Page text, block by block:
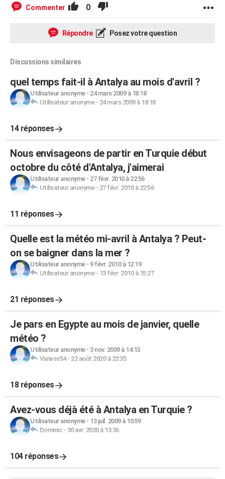
Commenter 0
Répondre Posez votre question
Discussions similaires
quel temps fait-il à Antalya au mois d'avril ?
Utilisateur anonyme- 24 mars 2009 à 18:18
Utilisateur anonyme- 24 mars 2009 à 18:18
14 réponses
Nous envisageons de partir en Turquie début
octobre du côté d'Antalya, j'aimerai
Utilisateur anonyme- 27 févr. 2010 à 22:56
Utilisateur anonyme- 27 févr. 2010 à 22:56
11 réponses
Quelle est la météo mi-avril à Antalya ? Peut-
on se baigner dans la mer ?
Utilisateur anonyme- 9 févr. 2010 à 12:19
Utilisateur anonyme- 13 févr. 2010 à 15:27
21 réponses
Je pars en Egypte au mois de janvier, quelle
météo ?
Utilisateur anonyme- 3 nov. 2009 à 14:13
Vaness54- 22 août 2020 à 22:35
18 réponses
Avez-vous déjà été à Antalya en Turquie ?
Utilisateur anonyme- 13 juil. 2009 à 10:59
Dominic - 30 avr. 2020 à 13:36
104 réponses